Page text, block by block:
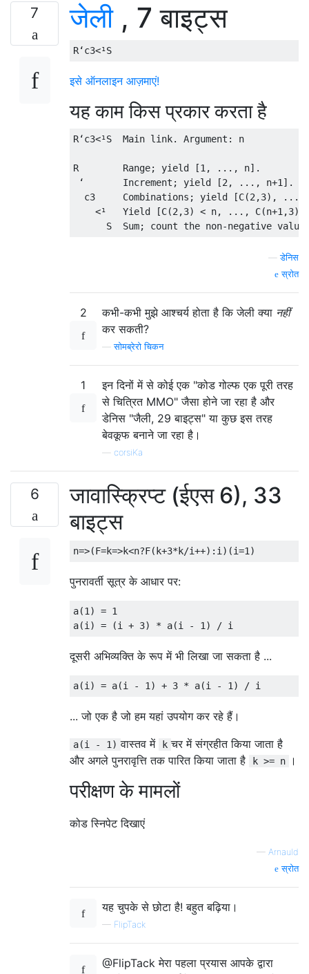
7 जेली, 7 बाइट्स
इसे ऑनलाइन आज़माएं!
यह काम किस प्रकार करता है
R‘c3<¹S  Main link. Argument: n
R        Range; yield [1, ..., n].
‘       Increment; yield [2, ..., n+1].
c3     Combinations; yield [C(2,3), ...,
<¹   Yield [C(2,3) < n, ..., C(n+1,3)
—डेनिस
स्रोत
2 कभी-कभी मुझे आश्चर्य होता है कि जेली क्या नहीं
कर सकती?
—सोमब्रेरो चिकन
1
इन दिनों में से कोई एक "कोड गोल्फ एक पूरी तरह
से चित्रित MMO" जैसा होने जा रहा है और
डेनिस "जैली, 29 बाइट्स" या कुछ इस तरह
बेवकूफ बनाने जा रहा है।
corsiKa
6
जावास्क्रिप्ट (ईएस 6), 33
बाइट्स
n=>(F=k=>k<n?F( k+3* k/i++): i )(i=1 )
पुनरावर्ती सूत्र के आधार पर:
a(1) = 1
दूसरी अभिव्यक्ति के रूप में भी लिखा जा सकता है ...
... जो एक है जो हम यहां उपयोग कर रहे हैं।
a(i - 1) वास्तव में k चर में संग्रहीत किया जाता है
और अगले पुनरावृत्ति तक पारित किया जाता है
k >= n ।
परीक्षण के मामलों
कोड स्निपेट दिखाएं
— Arnauld
स्रोत
यह चुपके से छोटा है! बहुत बढ़िया।
— FlipTack
@FlipTack मेरा पहला प्रयास आपके द्वारा